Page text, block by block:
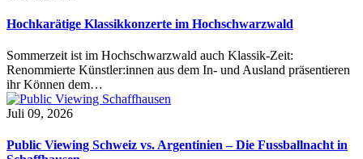
Hochkarätige Klassikkonzerte im Hochschwarzwald
Sommerzeit ist im Hochschwarzwald auch Klassik-Zeit:
Renommierte Künstler:innen aus dem In- und Ausland präsentieren
ihr Können dem…
Juli 09, 2026
Public Viewing Schweiz vs. Argentinien – Die Fussballnacht in